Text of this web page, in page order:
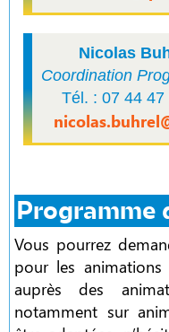
Nicolas
Coordination
Tél. : 07 44 47
Programme
Vous pourrez
pour les animations
auprès des
notamment sur